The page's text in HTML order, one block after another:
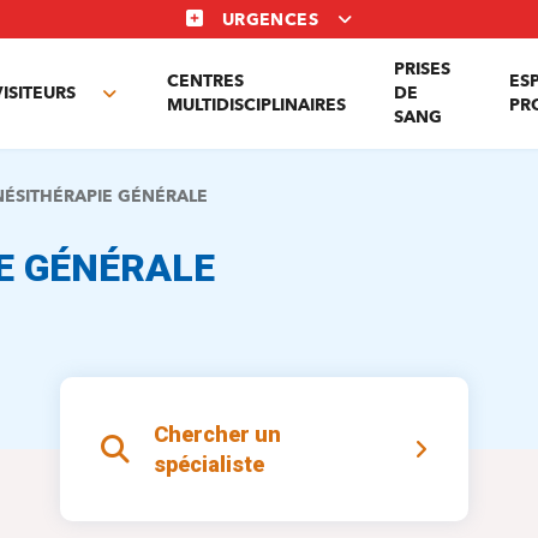
URGENCES
Toggle
CENTRES
MULTIDISCIPLINAIRES
PRISES
DE
SANG
GÉNÉRALE
GÉNÉRALE
Chercher un
spécialiste